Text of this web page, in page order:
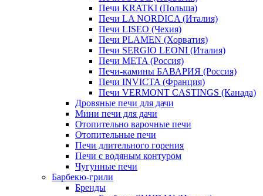
Печи KRATKI (Польша)
Печи LA NORDICA (Италия)
Печи LISEO (Чехия)
Печи PLAMEN (Хорватия)
Печи SERGIO LEONI (Италия)
Печи META (Россия)
Печи-камины БАВАРИЯ (Россия)
Печи INVICTA (Франция)
Печи VERMONT CASTINGS (Канада)
Дровяные печи для дачи
Мини печи для дачи
Отопительно варочные печи
Отопительные печи
Печи длительного горения
Печи с водяным контуром
Чугунные печи
Барбекю-грили
Бренды